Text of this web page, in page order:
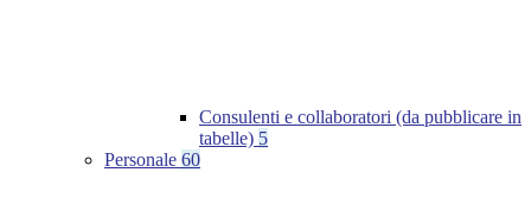
Consulenti e collaboratori (da pubblicare in
tabelle) 5
Personale 60